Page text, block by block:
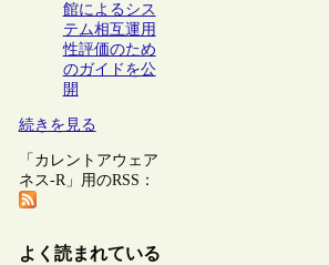
館によるシス
テム相互運用
性評価のため
のガイドを公
開
続きを見る
「カレントアウェア
ネス-R」用のRSS：
よく読まれている